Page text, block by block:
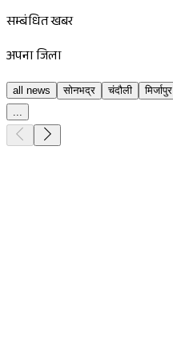
सम्बंधित खबर
अपना जिला
all news सोनभद्र चंदौली मिर्जापुर
...